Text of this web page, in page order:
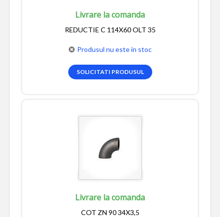
Livrare la comanda
REDUCTIE C 114X60 OLT 35
Produsul nu este in stoc
SOLICITATI PRODUSUL
Livrare la comanda
COT ZN 90 34X3,5